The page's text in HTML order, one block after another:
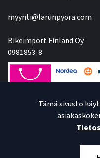
myynti@larunpyora.com
Bikeimport Finland Oy
0981853-8
Tämä sivusto